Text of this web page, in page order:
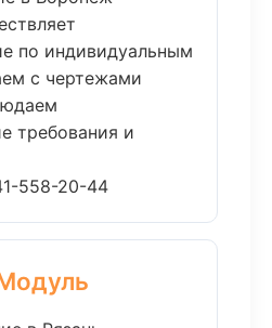
по индивидуальным
с чертежами
требования и
558-20-44